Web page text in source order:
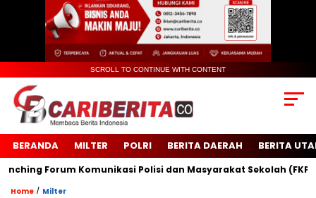
SCROLL TO CONTINUE WITH CONTENT
BERANDA MILTER POLRI BERITA DAERAH BERITA
Forum Komunikasi Polisi dan Masyarakat Sekolah (FKPMS)
Home / Milter